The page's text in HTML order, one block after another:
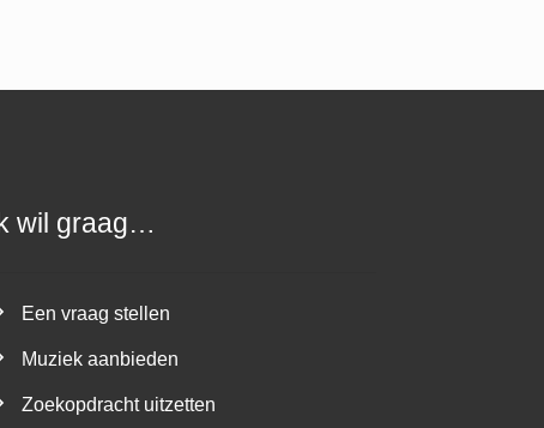
wil graag…
Een vraag stellen
Muziek aanbieden
Zoekopdracht uitzetten